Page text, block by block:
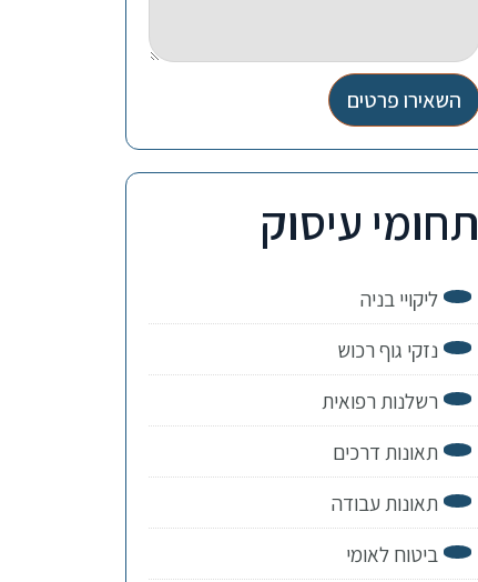
השאירו פרטים
תחומי עיסוק
ליקויי בניה
נזקי גוף רכוש
רשלנות רפואית
תאונות דרכים
תאונות עבודה
ביטוח לאומי